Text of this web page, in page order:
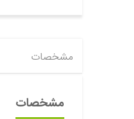
مشخصات
مشخصات